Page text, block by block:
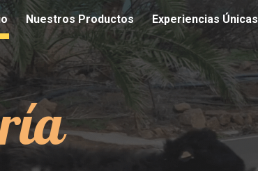
Skip to navigation
Nuestros Productos Experiencias Únicas